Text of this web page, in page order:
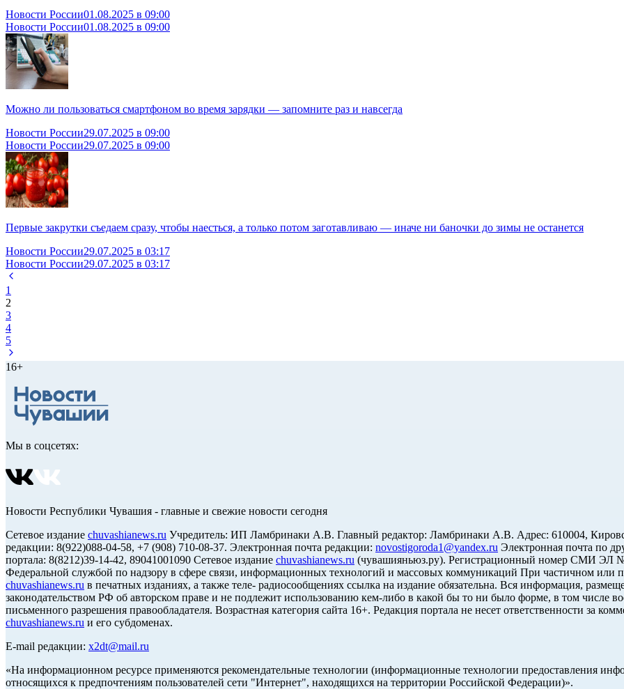
Новости России01.08.2025 в 09:00
Новости России01.08.2025 в 09:00
Можно ли пользоваться смартфоном во время зарядки — запомните раз и навсегда
Новости России29.07.2025 в 09:00
Новости России29.07.2025 в 09:00
Первые закрутки съедаем сразу, чтобы наесться, а только потом заготавливаю — иначе ни баночки до зимы не останется
Новости России29.07.2025 в 03:17
Новости России29.07.2025 в 03:17
1
2
3
4
5
16+
Мы в соцсетях:
Новости Республики Чувашия - главные и свежие новости сегодня
Сетевое издание chuvashianews.ru Учредитель: ИП Ламбринаки А.В. Главный редактор: Ламбринаки А.В. Адрес: 610004,
редакции: 8(922)088-04-58, +7 (908) 710-08-37. Электронная почта редакции: novostigoroda1@yandex.ru Электронная почта по
портала: 8(8212)39-14-42, 89041001090 Сетевое издание chuvashianews.ru (чувашияньюз.ру). Регистрационный номер СМИ ЭЛ №
Федеральной службой по надзору в сфере связи, информационных технологий и массовых коммуникаций При частичном или
chuvashianews.ru в печатных изданиях, а также теле- радиосообщениях ссылка на издание обязательна. Вся информация,
законодательством РФ об авторском праве и не подлежит использованию кем-либо в какой бы то ни было форме, в том числе
письменного разрешения правообладателя. Возрастная категория сайта 16+. Редакция портала не несет ответственности за
chuvashianews.ru и его субдоменах.
E-mail редакции: x2dt@mail.ru
«На информационном ресурсе применяются рекомендательные технологии (информационные технологии предоставления
относящихся к предпочтениям пользователей сети "Интернет", находящихся на территории Российской Федерации)».